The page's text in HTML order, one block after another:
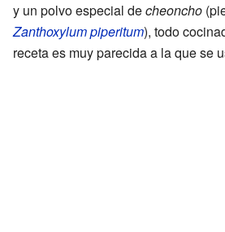
y un polvo especial decheoncho
Zanthoxylum piperitum), todo
receta es muy parecida a la que se